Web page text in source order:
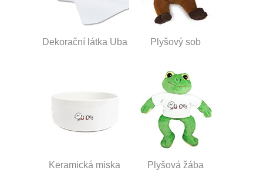
Dekorační látka Uba Plyšový sob
Keramická miska Plyšová žába